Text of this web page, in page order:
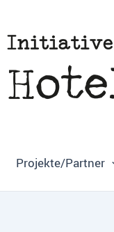
Projekte/Partner